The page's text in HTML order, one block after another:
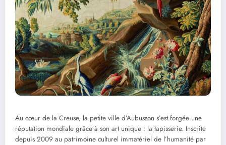
Au cœur de la Creuse, la petite ville d’Aubusson s’est forgée une
réputation mondiale grâce à son art unique : la tapisserie. Inscrite
depuis 2009 au patrimoine culturel immatériel de l’humanité par